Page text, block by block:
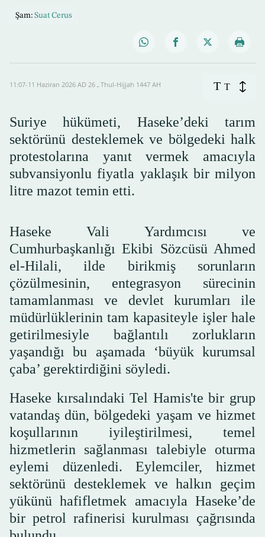
Şam: Suat Cerus
11:07-11 Haziran 2026 AD ـ 26 Thul-Hijjah 1447 AH T T
Suriye hükümeti, Haseke’deki tarım
sektörünü desteklemek ve bölgedeki halk
protestolarına yanıt vermek amacıyla
subvansiyonlu fiyatla yaklaşık bir milyon
litre mazot temin etti.
Haseke Vali Yardımcısı ve
Cumhurbaşkanlığı Ekibi Sözcüsü Ahmed
el-Hilali, ilde birikmiş sorunların
çözülmesinin, entegrasyon sürecinin
tamamlanması ve devlet kurumları ile
müdürlüklerinin tam kapasiteyle işler hale
getirilmesiyle bağlantılı zorlukların
yaşandığı bu aşamada ‘büyük kurumsal
çaba’ gerektirdiğini söyledi.
Haseke kırsalındaki Tel Hamis'te bir grup
vatandaş dün, bölgedeki yaşam ve hizmet
koşullarının iyileştirilmesi, temel
hizmetlerin sağlanması talebiyle oturma
eylemi düzenledi. Eylemciler, hizmet
sektörünü desteklemek ve halkın geçim
yükünü hafifletmek amacıyla Haseke’de
bir petrol rafinerisi kurulması çağrısında